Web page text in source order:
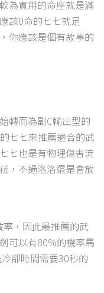
為實用的命座就是滿
該0命的七七就足
你應該是個有故事的
轉而為副C輸出型的
七七來推薦適合的武
七也是有物理傷害流
，不過洛洛還是會放
率 ，因此最推薦的武
可以有80%的機率馬
卻時間需要30秒的